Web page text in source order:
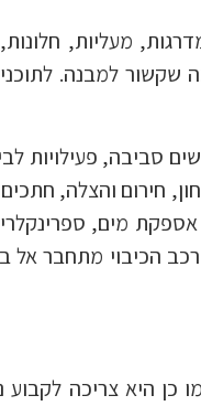
מעליות, חלונות,
שקשור למבנה.
סביבה, פעילויות
חירום והצלה,
מים,
הכיבוי מתחבר אל
היא צריכה לקבוע